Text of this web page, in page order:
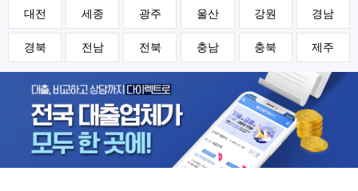
대전 세종 광주 울산 강원 경남
경북 전남 전북 충남 충북 제주